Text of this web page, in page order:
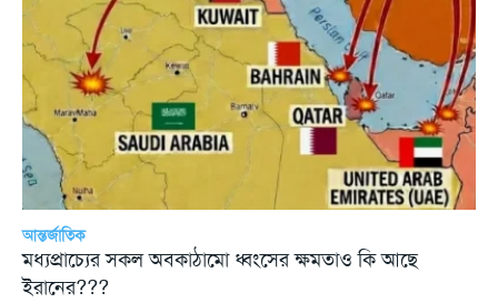
আন্তর্জাতিক
মধ্যপ্রাচ্যের সকল অবকাঠামো ধ্বংসের ক্ষমতাও কি আছে
ইরানের???